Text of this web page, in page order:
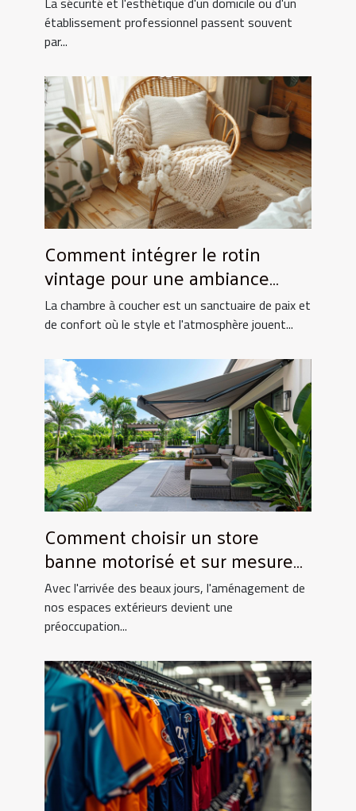
établissement professionnel passent souvent
par...
Comment intégrer le rotin
vintage pour une ambiance
chaleureuse en chambre
La chambre à coucher est un sanctuaire de paix et
de confort où le style et l'atmosphère jouent...
Comment choisir un store
banne motorisé et sur mesure
pour votre maison
Avec l'arrivée des beaux jours, l'aménagement de
nos espaces extérieurs devient une
préoccupation...